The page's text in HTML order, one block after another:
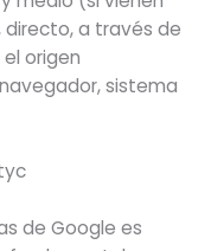
directo, a través de
origen
sistema
de Google es